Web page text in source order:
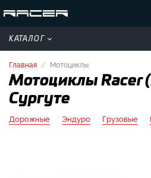
КАТАЛОГ
Главная Мотоциклы
Мотоциклы Racer
Сургуте
Дорожные Эндуро Грузовые